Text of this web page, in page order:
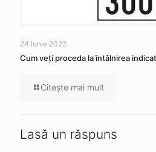
24 iunie 2022
Cum veţi proceda la întâlnirea
Citeşte mai mult
Lasă un răspuns